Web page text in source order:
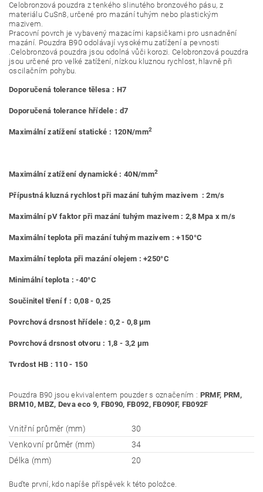
Celobronzová pouzdra z tenkého slinutého bronzového pásu, z
materiálu CuSn8, určené pro mazání tuhým nebo plastickým
mazivem.
Pracovní povrch je vybavený mazacími kapsičkami pro usnadnění
mazání. Pouzdra B90 odolávají vysokému zatížení a pevnosti
.Celobronzová pouzdra jsou odolná vůči korozi. Celobronzová pouzdra
jsou určené pro velké zatížení, nízkou kluznou rychlost, hlavně při
oscilačním pohybu.
Doporučená tolerance tělesa : H7
Doporučená tolerance hřídele : d7
Maximální zatížení statické : 120N/mm2
Maximální zatížení dynamické : 40N/mm2
Přípustná kluzná rychlost při mazání tuhým mazivem : 2m/s
Maximální pV faktor při mazání tuhým mazivem : 2,8 Mpa x m/s
Maximální teplota při mazání tuhým mazivem : +150°C
Maximální teplota při mazání olejem : +250°C
Minimální teplota : -40°C
Součinitel tření f : 0,08 - 0,25
Povrchová drsnost hřídele : 0,2 - 0,8 μm
Povrchová drsnost otvoru : 1,8 - 3,2 μm
Tvrdost HB : 110 - 150
Pouzdra B90 jsou ekvivalentem pouzder s označením : PRMF, PRM,
BRM10, MBZ, Deva eco 9, FB090, FB092, FB090F, FB092F
Vnitřní průměr (mm)
30
Venkovní průměr (mm)
34
Délka (mm)
20
Buďte první, kdo napíše příspěvek k této položce.